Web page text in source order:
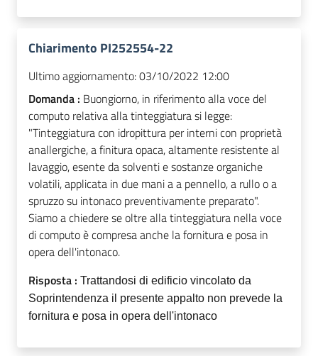
Chiarimento PI252554-22
Ultimo aggiornamento:03/10/2022 12:00
Domanda : Buongiorno, in riferimento alla voce del
computo relativa alla tinteggiatura si legge:
"Tinteggiatura con idropittura per interni con proprietà
anallergiche, a finitura opaca, altamente resistente al
lavaggio, esente da solventi e sostanze organiche
volatili, applicata in due mani a a pennello, a rullo o a
spruzzo su intonaco preventivamente preparato".
Siamo a chiedere se oltre alla tinteggiatura nella voce
di computo è compresa anche la fornitura e posa in
opera dell'intonaco.
Risposta : Trattandosi di edificio vincolato da
Soprintendenza il presente appalto non prevede la
fornitura e posa in opera dell'intonaco